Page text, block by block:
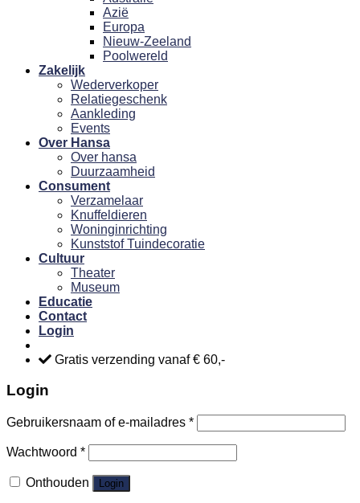
Azië
Europa
Nieuw-Zeeland
Poolwereld
Zakelijk
Wederverkoper
Relatiegeschenk
Aankleding
Events
Over Hansa
Over hansa
Duurzaamheid
Consument
Verzamelaar
Knuffeldieren
Woninginrichting
Kunststof Tuindecoratie
Cultuur
Theater
Museum
Educatie
Contact
Login
Gratis verzending vanaf € 60,-
Login
Gebruikersnaam of e-mailadres *
Wachtwoord *
Onthouden Login